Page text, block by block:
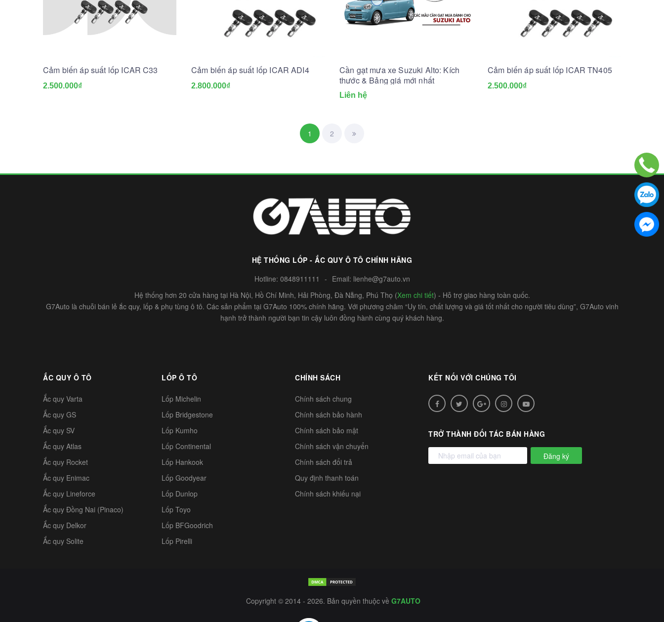
Cảm biến áp suất lốp ICAR C33
2.500.000₫
Cảm biến áp suất lốp ICAR ADI4
2.800.000₫
Cần gạt mưa xe Suzuki Alto: Kích
thước & Bảng giá mới nhất
Liên hệ
Cảm biến áp suất lốp ICAR TN405
2.500.000₫
1 2
HỆ THỐNG LỐP - ẮC QUY Ô TÔ CHÍNH HÃNG
Hotline: 0848911111 - Email: lienhe@g7auto.vn
Hệ thống hơn 20 cửa hàng tại Hà Nội, Hồ Chí Minh, Hải Phòng, Đà Nẵng, Phú Thọ (Xem chi tiết) - Hỗ trợ giao hàng toàn quốc.
G7Auto là chuỗi bán lẻ ắc quy, lốp & phụ tùng ô tô. Các sản phẩm tại G7Auto 100% chính hãng. Với phương châm “Uy tín, chất lượng và giá tốt nhất cho người tiêu dùng”, G7Auto vinh
hạnh trở thành người bạn tin cậy luôn đồng hành cùng quý khách hàng.
ẮC QUY Ô TÔ
Ắc quy Varta
Ắc quy GS
Ắc quy SV
Ắc quy Atlas
Ắc quy Rocket
Ắc quy Enimac
Ắc quy Lineforce
Ắc quy Đồng Nai (Pinaco)
Ắc quy Delkor
Ắc quy Solite
LỐP Ô TÔ
Lốp Michelin
Lốp Bridgestone
Lốp Kumho
Lốp Continental
Lốp Hankook
Lốp Goodyear
Lốp Dunlop
Lốp Toyo
Lốp BFGoodrich
Lốp Pirelli
CHÍNH SÁCH
Chính sách chung
Chính sách bảo hành
Chính sách bảo mật
Chính sách vận chuyển
Chính sách đổi trả
Quy định thanh toán
Chính sách khiếu nại
KẾT NỐI VỚI CHÚNG TÔI
TRỞ THÀNH ĐỐI TÁC BÁN HÀNG
Đăng ký
Copyright © 2014 - 2026. Bản quyền thuộc về G7AUTO